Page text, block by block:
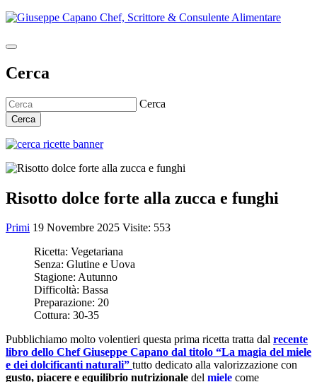
Cerca
Cerca
Cerca
Risotto dolce forte alla zucca e funghi
Primi 19 Novembre 2025 Visite: 553
Ricetta: Vegetariana
Senza: Glutine e Uova
Stagione: Autunno
Difficoltà: Bassa
Preparazione: 20
Cottura: 30-35
Pubblichiamo molto volentieri questa prima ricetta tratta dal recente
libro dello Chef Giuseppe Capano dal titolo “La magia del miele
e dei dolcificanti naturali” tutto dedicato alla valorizzazione con
gusto, piacere e equilibrio nutrizionale del miele come